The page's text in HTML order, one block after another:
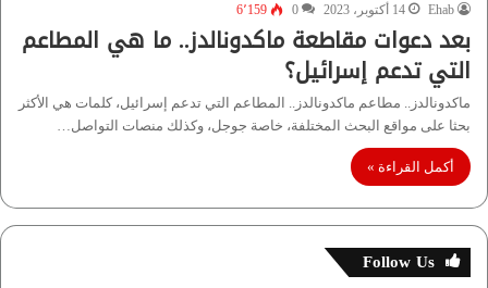
Ehab 14 أكتوبر، 2023 0 6٬159
بعد دعوات مقاطعة ماكدونالدز.. ما هي المطاعم
التي تدعم إسرائيل؟
ماكدونالدز.. مطاعم ماكدونالدز.. المطاعم التي تدعم إسرائيل، كلمات هي الأكثر
بحثا على مواقع البحث المختلفة، خاصة جوجل، وكذلك منصات التواصل…
أكمل القراءة »
Follow Us